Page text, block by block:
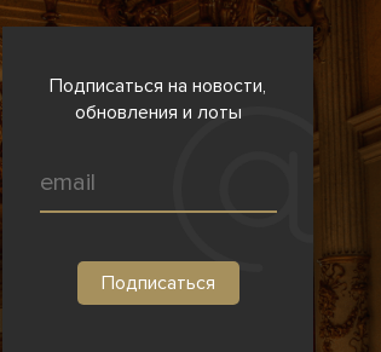
Подписаться на новости,
обновления и лоты